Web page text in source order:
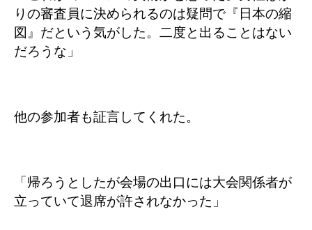
りの審査員に決められるのは疑問で『日本の縮
図』だという気がした。二度と出ることはない
だろうな」
他の参加者も証言してくれた。
「帰ろうとしたが会場の出口には大会関係者が
立っていて退席が許されなかった」